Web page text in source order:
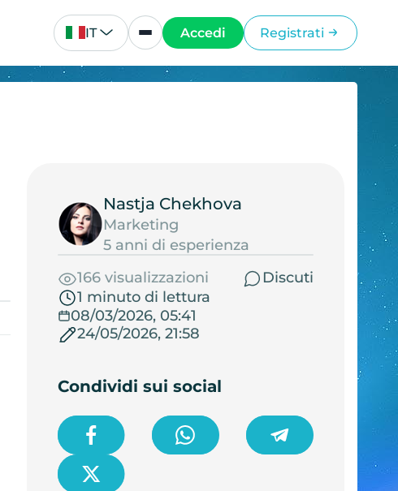
IT Accedi Registrati
Nastja Chekhova
Marketing
5 anni di esperienza
166 visualizzazioni
Discuti
1 minuto di lettura
08/03/2026, 05:41
24/05/2026, 21:58
Condividi sui social